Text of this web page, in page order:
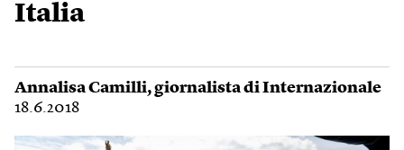
Italia
Annalisa Camilli, giornalista di Internazionale
18.6.2018